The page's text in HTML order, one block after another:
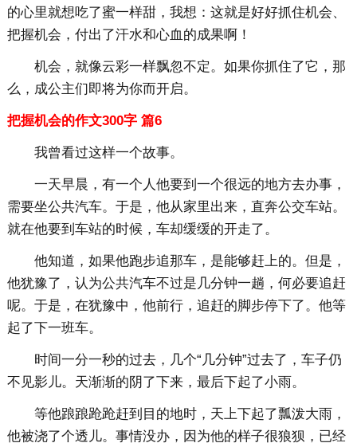
的心里就想吃了蜜一样甜，我想：这就是好好抓住机会、
把握机会，付出了汗水和心血的成果啊！
机会，就像云彩一样飘忽不定。如果你抓住了它，那
么，成公主们即将为你而开启。
把握机会的作文300字 篇6
我曾看过这样一个故事。
一天早晨，有一个人他要到一个很远的地方去办事，
需要坐公共汽车。于是，他从家里出来，直奔公交车站。
就在他要到车站的时候，车却缓缓的开走了。
他知道，如果他跑步追那车，是能够赶上的。但是，
他犹豫了，认为公共汽车不过是几分钟一趟，何必要追赶
呢。于是，在犹豫中，他前行，追赶的脚步停下了。他等
起了下一班车。
时间一分一秒的过去，几个“几分钟”过去了，车子仍
不见影儿。天渐渐的阴了下来，最后下起了小雨。
等他踉踉跄跄赶到目的地时，天上下起了瓢泼大雨，
他被浇了个透儿。事情没办，因为他的样子很狼狈，已经